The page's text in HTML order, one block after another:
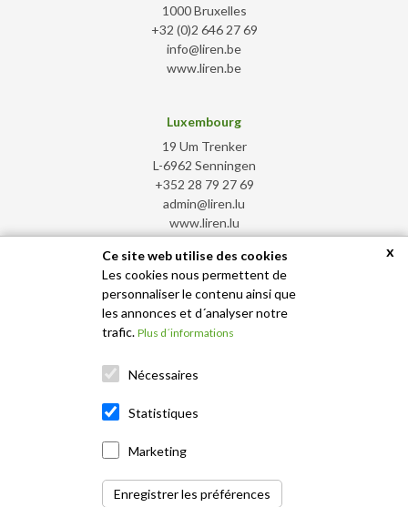
1000 Bruxelles
+32 (0)2 646 27 69
info@liren.be
www.liren.be
Luxembourg
19 Um Trenker
L-6962 Senningen
+352 28 79 27 69
admin@liren.lu
www.liren.lu
United Arab Emirates
IFZA Business Park, DDP
Dubai Silicon Oasis - Dubai
+971 50 583 2308
www.liren.ae
x
Ce site web utilise des cookies
Les cookies nous permettent de
personnaliser le contenu ainsi que
les annonces et d´analyser notre
trafic. Plus d´informations
Nécessaires
Statistiques
Marketing
Enregistrer les préférences